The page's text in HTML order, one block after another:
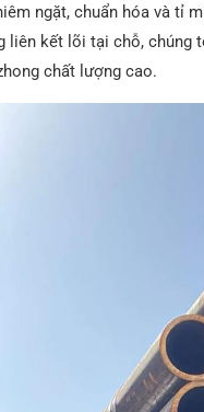
ngặt, chuẩn hóa và tỉ
liên kết lõi tại chỗ,
chất lượng cao.